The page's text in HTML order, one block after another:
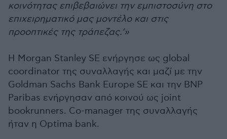
κοινότητας επιβεβαιώνει την εμπιστοσύνη στο
επιχειρηματικό μας μοντέλο και στις
προοπτικές της τράπεζας.’»
Η Morgan Stanley SE ενήργησε ως global
coordinator της συναλλαγής και μαζί με την
Goldman Sachs Bank Europe SE και την BNP
Paribas ενήργησαν από κοινού ως joint
bookrunners. Co-manager της συναλλαγής
ήταν η Optima bank.